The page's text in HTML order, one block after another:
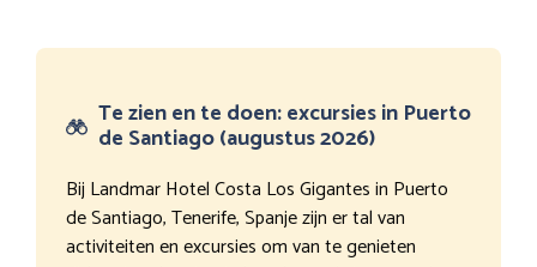
Te zien en te doen: excursies in Puerto
de Santiago (augustus 2026)
Bij Landmar Hotel Costa Los Gigantes in Puerto
de Santiago, Tenerife, Spanje zijn er tal van
activiteiten en excursies om van te genieten